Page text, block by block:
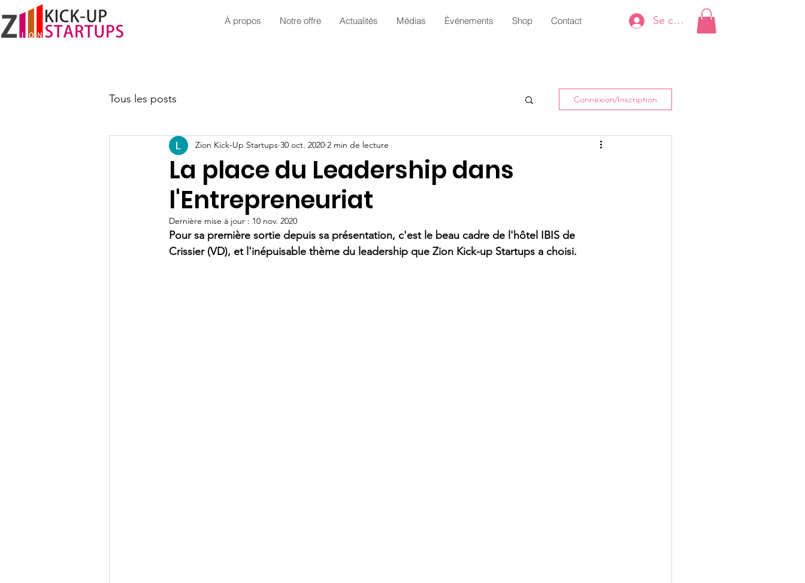
À propos Notre offre Actualités Médias Événements Shop Contact Se connecter
Tous les posts Connexion/Inscription
La place du Leadership dans
l'Entrepreneuriat
Zion Kick-Up Startups 30 oct. 2020 2 min de lecture
Dernière mise à jour : 10 nov. 2020
Pour sa première sortie depuis sa présentation, c'est le beau cadre de l'hôtel IBIS de
Crissier (VD), et l'inépuisable thème du leadership que Zion Kick-up Startups a choisi.